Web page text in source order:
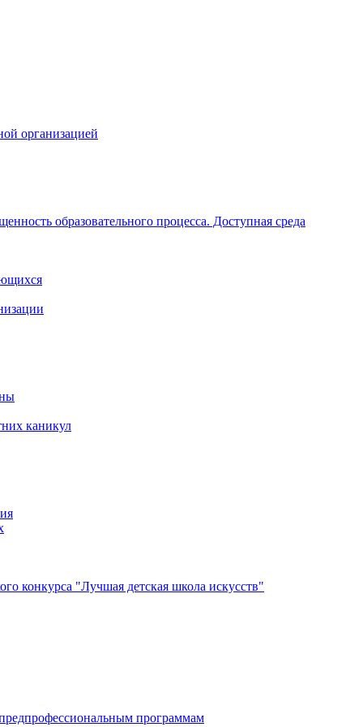
организацией
образовательного процесса. Доступная среда
каникул
конкурса "Лучшая детская школа искусств"
дополнительным предпрофессиональным программам